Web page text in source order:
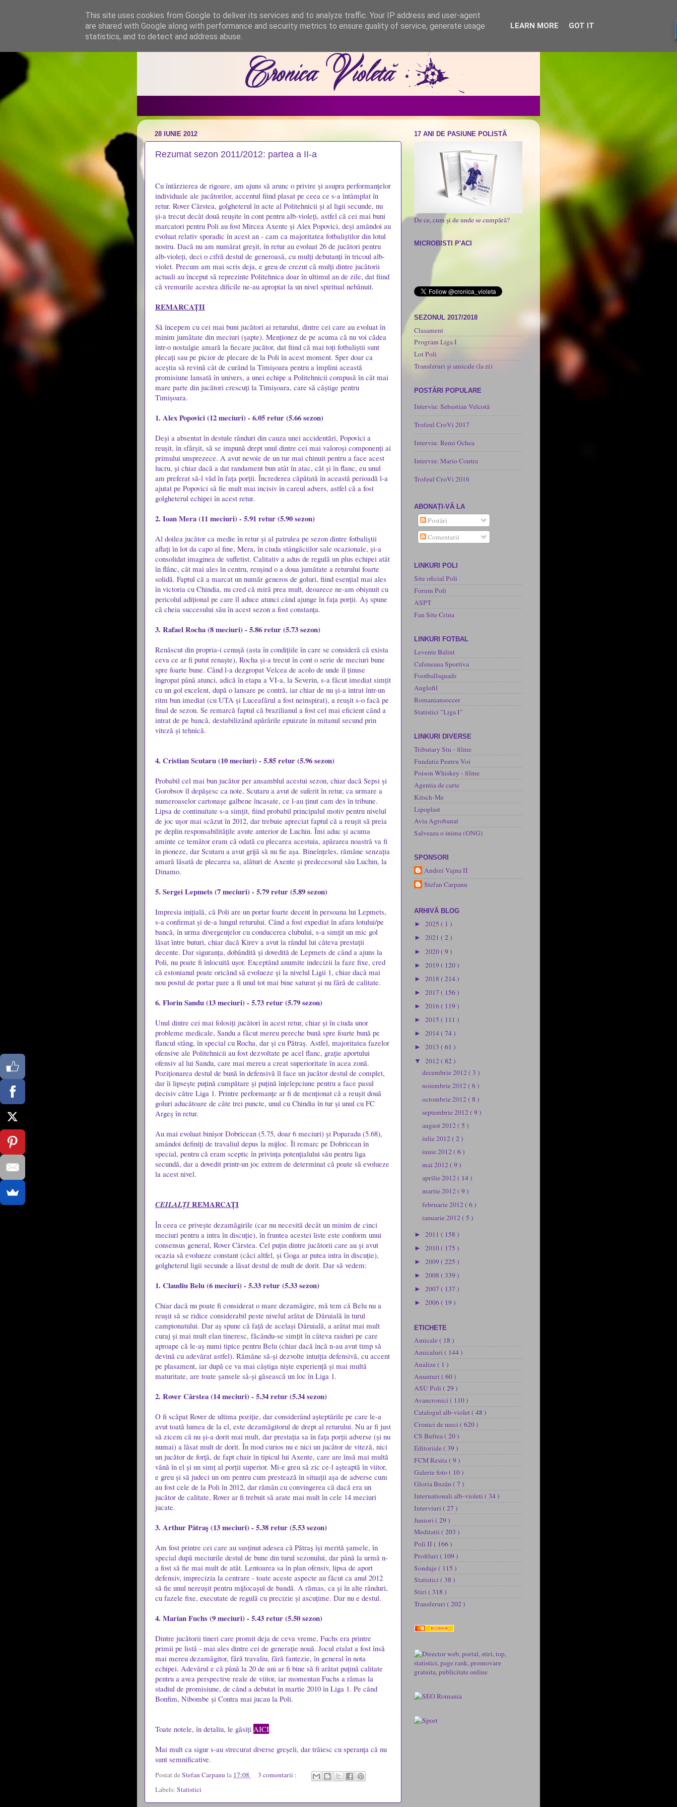
28 IUNIE 2012
Rezumat sezon 2011/2012: partea a II-a
Cu întârzierea de rigoare, am ajuns să arunc o privire și asupra performanțelor
individuale ale jucătorilor, accentul fiind plasat pe ceea ce s-a întâmplat în
retur. Rover Cârstea, golgheterul în acte al Politehnicii și al ligii secunde, nu
și-a trecut decât două reușite în cont pentru alb-violeți, astfel că cei mai buni
marcatori pentru Poli au fost Mircea Axente și Alex Popovici, deși amândoi au
evoluat relativ sporadic în acest an - cam ca majoritatea fotbaliștilor din lotul
nostru. Dacă nu am numărat greșit, în retur au evoluat 26 de jucători pentru
alb-violeți, deci o cifră destul de generoasă, cu mulți debutanți în tricoul alb-
violet. Precum am mai scris deja, e greu de crezut că mulți dintre jucătorii
actuali au început să reprezinte Politehnica doar în ultimul an de zile, dat fiind
că vremurile acestea dificile ne-au apropiat la un nivel spiritual nebănuit.
REMARCAȚII
Să începem cu cei mai buni jucători ai returului, dintre cei care au evoluat în
minim jumătate din meciuri (șapte). Menționez de pe acuma că nu voi cădea
într-o nostalgie amară la fiecare jucător, dat fiind că mai toți fotbaliștii sunt
plecați sau pe picior de plecare de la Poli în acest moment. Sper doar ca
aceștia să revină cât de curând la Timișoara pentru a împlini această
promisiune lansată în univers, a unei echipe a Politehnicii compusă în cât mai
mare parte din jucători crescuți la Timișoara, care să câștige pentru
Timișoara.
1. Alex Popovici (12 meciuri) - 6.05 retur (5.66 sezon)
Deși a absentat în destule rânduri din cauza unei accidentări, Popovici a
reușit, în sfârșit, să se impună drept unul dintre cei mai valoroși componenți ai
primului unsprezece. A avut nevoie de un tur mai chinuit pentru a face acest
lucru, și chiar dacă a dat randament bun atât în atac, cât și în flanc, eu unul
am preferat să-l văd în fața porții. Încrederea căpătată în această perioadă l-a
ajutat pe Popovici să fie mult mai incisiv în careul advers, astfel că a fost
golgheterul echipei în acest retur.
2. Ioan Mera (11 meciuri) - 5.91 retur (5.90 sezon)
Al doilea jucător ca medie în retur și al patrulea pe sezon dintre fotbaliștii
aflați în lot da capo al fine, Mera, în ciuda stângăciilor sale ocazionale, și-a
consolidat imaginea de sufletist. Calitativ a adus de regulă un plus echipei atât
în flânc, cât mai ales în centru, reușind o a doua jumătate a returului foarte
solidă. Faptul că a marcat un număr generos de goluri, fiind esențial mai ales
în victoria cu Chindia, nu cred că miră prea mult, deoarece ne-am obișnuit cu
pericolul adițional pe care îl aduce atunci când ajunge în fața porții. Aș spune
că cheia succesului său în acest sezon a fost constanța.
3. Rafael Rocha (8 meciuri) - 5.86 retur (5.73 sezon)
Renăscut din propria-i cenușă (asta în condițiile în care se consideră că exista
ceva ce ar fi putut renaște), Rocha și-a trecut în cont o serie de meciuri bune
spre foarte bune. Când l-a dezgropat Velcea de acolo de unde îl ținuse
îngropat până atunci, adică în etapa a VI-a, la Severin, s-a făcut imediat simțit
cu un gol excelent, după o lansare pe contră, iar chiar de nu și-a intrat într-un
ritm bun imediat (cu UTA și Luceafărul a fost neinspirat), a reușit s-o facă pe
final de sezon. Se remarcă faptul că brazilianul a fost cel mai eficient când a
intrat de pe bancă, destabilizând apărările epuizate în mitanul secund prin
viteză și tehnică.
4. Cristian Scutaru (10 meciuri) - 5.85 retur (5.96 sezon)
Probabil cel mai bun jucător per ansamblul acestui sezon, chiar dacă Sepsi și
Gorobsov îl depășesc ca note, Scutaru a avut de suferit în retur, ca urmare a
numeroaselor cartonașe galbene încasate, ce l-au ținut cam des în tribune.
Lipsa de continuitate s-a simțit, fiind probabil principalul motiv pentru nivelul
de joc ușor mai scăzut în 2012, dar trebuie apreciat faptul că a reușit să preia
pe deplin responsabilitățile avute anterior de Luchin. Îmi aduc și acuma
aminte ce temător eram că odată cu plecarea acestuia, apărarea noastră va fi
în pioneze, dar Scutaru a avut grijă să nu fie așa. Bineînțeles, rămâne senzația
amară lăsată de plecarea sa, alături de Axente și predecesorul său Luchin, la
Dinamo.
5. Sergei Lepmets (7 meciuri) - 5.79 retur (5.89 sezon)
Impresia inițială, că Poli are un portar foarte decent în persoana lui Lepmets,
s-a confirmat și de-a lungul returului. Când a fost expediat în afara lotului/pe
bancă, în urma divergențelor cu conducerea clubului, s-a simțit un mic gol
lăsat între buturi, chiar dacă Kirev a avut la rândul lui câteva prestații
decente. Dar siguranța, dobândită și dovedită de Lepmets de când a ajuns la
Poli, nu poate fi înlocuită ușor. Exceptând anumite indecizii la faze fixe, cred
că estonianul poate oricând să evolueze și la nivelul Ligii 1, chiar dacă mai
nou postul de portar pare a fi unul tot mai bine saturat și nu fără de calitate.
6. Florin Sandu (13 meciuri) - 5.73 retur (5.79 sezon)
Unul dintre cei mai folosiți jucători în acest retur, chiar și în ciuda unor
probleme medicale, Sandu a făcut mereu pereche bună spre foarte bună pe
flancul stâng, în special cu Rocha, dar și cu Pătraș. Astfel, majoritatea fazelor
ofensive ale Politehnicii au fost dezvoltate pe acel flanc, grație aportului
ofensiv al lui Sandu, care mai mereu a creat superioritate în acea zonă.
Poziționarea destul de bună în defensivă îl face un jucător destul de complet,
dar îi lipsește puțină cumpătare și puțină înțelepciune pentru a face pasul
decisiv către Liga 1. Printre performanțe ar fi de menționat că a reușit două
goluri aducătoare de câte trei puncte, unul cu Chindia în tur și unul cu FC
Argeș în retur.
Au mai evoluat binișor Dobricean (5.75, doar 6 meciuri) și Poparadu (5.68),
amândoi definiți de travaliul depus la mijloc. Îl remarc pe Dobricean în
special, pentru că eram sceptic în privința potențialului său pentru liga
secundă, dar a dovedit printr-un joc extrem de determinat că poate să evolueze
la acest nivel.
CEILALȚIREMARCAȚI
În ceea ce privește dezamăgirile (car nu necesită decât un minim de cinci
meciuri pentru a intra în discuție), în fruntea acestei liste este conform unui
consensus general, Rover Cârstea. Cel puțin dintre jucătorii care au și avut
ocazia să evolueze constant (căci altfel, și Goga ar putea intra în discuție),
golgheterul ligii secunde a lăsat destul de mult de dorit. Dar să vedem:
1. Claudiu Belu (6 meciuri) - 5.33 retur (5.33 sezon)
Chiar dacă nu poate fi considerat o mare dezamăgire, mă tem că Belu nu a
reușit să se ridice considerabil peste nivelul arătat de Dăruială în turul
campionatului. Dar aș spune că față de același Dăruială, a arătat mai mult
curaj și mai mult elan tineresc, făcându-se simțit în câteva raiduri pe care
aproape că le-aș numi tipice pentru Belu (chiar dacă încă n-au avut timp să
devină cu adevărat astfel). Rămâne să-și dezvolte intuiția defensivă, cu accent
pe plasament, iar după ce va mai câștiga niște experiență și mai multă
maturitate, are toate șansele să-și găsească un loc în Liga 1.
2. Rover Cârstea (14 meciuri) - 5.34 retur (5.34 sezon)
O fi scăpat Rover de ultima poziție, dar considerând așteptările pe care le-a
avut toată lumea de la el, este dezamăgitorul de drept al returului. Nu ar fi just
să zicem că nu și-a dorit mai mult, dar prestația sa în fața porții adverse (și nu
numai) a lăsat mult de dorit. În mod curios nu e nici un jucător de viteză, nici
un jucător de forță, de fapt chair în tipicul lui Axente, care are însă mai multă
vână în el și un simț al porții superior. Mi-e greu să zic ce-l așteaptă în viitor,
e greu și să judeci un om pentru cum prestează în situații așa de adverse cum
au fost cele de la Poli în 2012, dar rămân cu convingerea că dacă era un
jucător de calitate, Rover ar fi trebuit să arate mai mult în cele 14 meciuri
jucate.
3. Arthur Pătraș (13 meciuri) - 5.38 retur (5.53 sezon)
Am fost printre cei care au susținut adesea că Pătraș își merită șansele, în
special după meciurile destul de bune din turul sezonului, dar până la urmă n-
a fost să fie mai mult de atât. Lentoarea sa în plan ofensiv, lipsa de aport
defensiv, imprecizia la centrare - toate aceste aspecte au făcut ca anul 2012
să fie unul nereușit pentru mijlocașul de bandă. A rămas, ca și în alte rânduri,
cu fazele fixe, executate de regulă cu precizie și ascuțime. Dar nu e destul.
4. Marian Fuchs (9 meciuri) - 5.43 retur (5.50 sezon)
Dintre jucătorii tineri care promit deja de ceva vreme, Fuchs era printre
primii pe listă - mai ales dintre cei de generație nouă. Jocul etalat a fost însă
mai mereu dezamăgitor, fără travaliu, fără fantezie, în general în nota
echipei. Adevărul e că până la 20 de ani ar fi bine să fi arătat puțină calitate
pentru a avea perspective reale de viitor, iar momentan Fuchs a rămas la
stadiul de promisiune, de când a debutat în martie 2010 în Liga 1. Pe când
Bonfim, Nibombe și Contra mai jucau la Poli.
Toate notele, în detaliu, le găsiți AICI.
Mai mult ca sigur s-au strecurat diverse greșeli, dar trăiesc cu speranța că nu
sunt semnificative.
Postat deStefan Carpanula 17:08
3 comentarii :
Labels: Statistici
17 ANI DE PASIUNE POLISTĂ
De ce, cum și de unde se cumpără?
MICROBISTI P'ACI
SEZONUL 2017/2018
Clasament
Program Liga I
Lot Poli
Transferuri și amicale (la zi)
POSTĂRI POPULARE
Interviu: Sebastian Velcotă
Trofeul CroVi 2017
Interviu: Remi Ochea
Interviu: Mario Contra
Trofeul CroVi 2016
ABONAȚI-VĂ LA
Postări
Comentarii
LINKURI POLI
Site oficial Poli
Forum Poli
ASPT
Fan Site Crina
LINKURI FOTBAL
Levente Balint
Cafeneaua Sportiva
Footballsquads
Anglofil
Romaniansoccer
Statistici "Liga I"
LINKURI DIVERSE
Tributary Stu - filme
Fundatia Pentru Voi
Poison Whiskey - filme
Agentia de carte
Kitsch-Me
Lipoplast
Avia Agrobanat
Salveaza o inima (ONG)
SPONSORI
Andrei Vajna II
Stefan Carpanu
ARHIVĂ BLOG
► 2025 ( 1 )
► 2021 ( 2 )
► 2020( 9 )
► 2019 ( 120 )
► 2018 ( 214 )
► 2017 ( 156 )
► 2016( 119 )
► 2015 ( 111 )
► 2014( 74 )
► 2013 ( 61 )
▼ 2012( 82 )
decembrie 2012( 3 )
noiembrie 2012( 6 )
octombrie 2012( 8 )
septembrie 2012( 9 )
august 2012( 5 )
iulie 2012( 2 )
iunie 2012( 6 )
mai 2012( 9 )
aprilie 2012( 14 )
martie 2012( 9 )
februarie 2012( 6 )
ianuarie 2012( 5 )
► 2011 ( 158 )
► 2010( 175 )
► 2009 ( 225 )
► 2008 ( 339 )
► 2007 ( 137 )
► 2006( 19 )
ETICHETE
Amicale( 18 )
Amicaluri ( 144 )
Analize( 1 )
Anunturi ( 60 )
ASU Poli ( 29 )
Avancronici ( 110 )
Catalogul alb-violet( 48 )
Cronici de meci ( 620 )
CS Buftea( 20 )
Editoriale( 39 )
FCM Resita( 9 )
Galerie foto( 10 )
Gloria Buzău ( 7 )
Internationali alb-violeti ( 34 )
Interviuri ( 27 )
Juniori ( 29 )
Meditatii ( 203 )
Poli II ( 166 )
Profiluri ( 109 )
Sondaje( 115 )
Statistici ( 38 )
Stiri ( 318 )
Transferuri ( 202 )
This site uses cookies from Google to deliver its services and to analyze traffic. Your IP address and user-agent
are shared with Google along with performance and security metrics to ensure quality of service, generate usage
statistics, and to detect and address abuse.
LEARN MORE GOT IT